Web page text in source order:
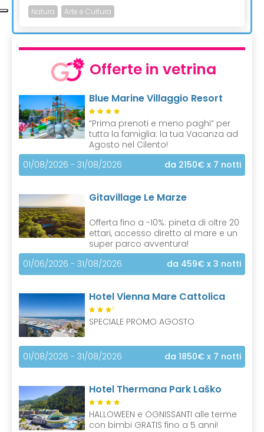
Natura Arte e Cultura
Offerte in vetrina
Blue Marine Villaggio Resort
“Prima prenoti e meno paghi” per
tutta la famiglia: la tua Vacanza ad
Agosto nel Cilento!
01/08/2026 - 31/08/2026
da 2150€ x 7 notti
Gitavillage Le Marze
Offerta fino a -10%: pineta di oltre 20
ettari, accesso diretto al mare e un
super parco avventura!
01/06/2026 - 31/08/2026
da 459€ x 3 notti
Hotel Vienna Mare Cattolica
S
SPECIALE PROMO AGOSTO
01/08/2026 - 31/08/2026 da 1850€ x 7 notti
Hotel Thermana Park Laško
HALLOWEEN e OGNISSANTI alle terme
con bimbi GRATIS fino a 5 anni!